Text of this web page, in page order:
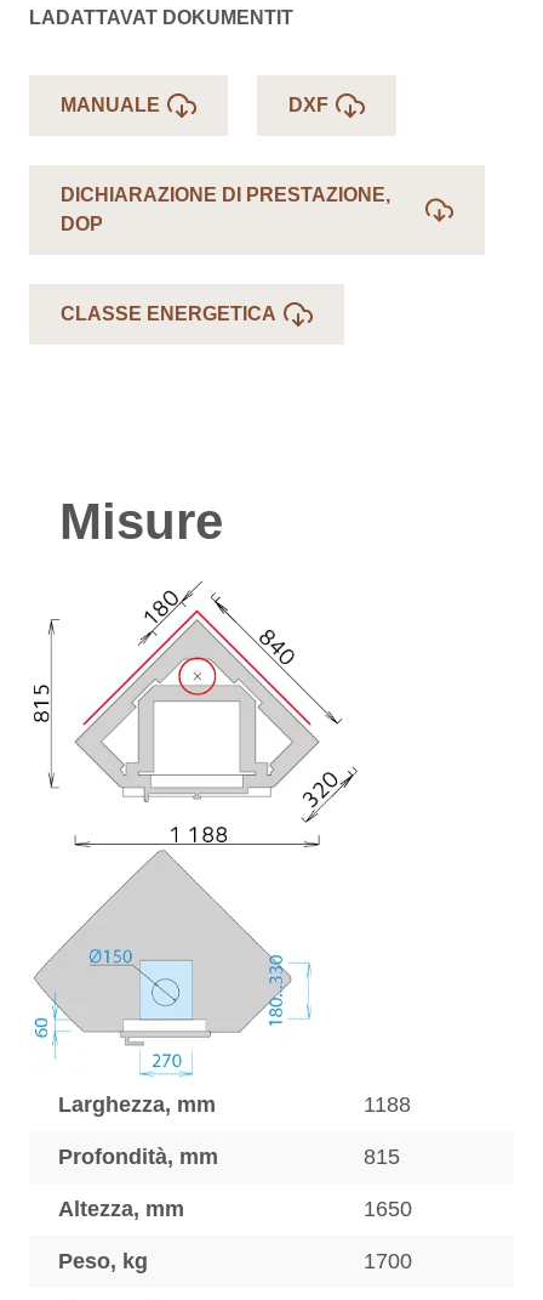
LADATTAVAT DOKUMENTIT
MANUALE DXF
DICHIARAZIONE DI PRESTAZIONE,
DOP
CLASSE ENERGETICA
Misure
Larghezza, mm 1188
Profondità, mm 815
Altezza, mm 1650
Peso, kg 1700